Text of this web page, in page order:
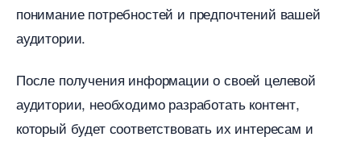
понимание потребностей и предпочтений вашей
аудитории.
После получения информации о своей целевой
аудитории, необходимо разработать контент,
который будет соответствовать их интересам и